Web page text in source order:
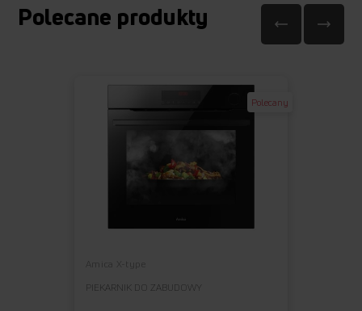
Polecane produkty
Polecany
Amica X-type
PIEKARNIK DO ZABUDOWY